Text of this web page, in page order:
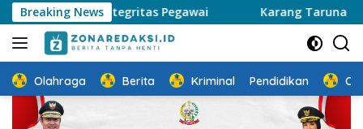
Langsung
ke
konten
Breaking News
Integritas Pegawai Karang Taruna Makassar
Olahraga Berita Kriminal Pendidikan